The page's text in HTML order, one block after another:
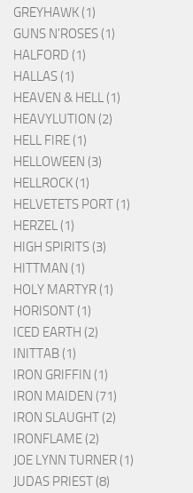
GREYHAWK (1)
GUNS N'ROSES (1)
HALFORD (1)
HALLAS (1)
HEAVEN & HELL (1)
HEAVYLUTION (2)
HELL FIRE (1)
HELLOWEEN (3)
HELLROCK (1)
HELVETETS PORT (1)
HERZEL (1)
HIGH SPIRITS (3)
HITTMAN (1)
HOLY MARTYR (1)
HORISONT (1)
ICED EARTH (2)
INITTAB (1)
IRON GRIFFIN (1)
IRON MAIDEN (71)
IRON SLAUGHT (2)
IRONFLAME (2)
JOE LYNN TURNER (1)
JUDAS PRIEST (8)